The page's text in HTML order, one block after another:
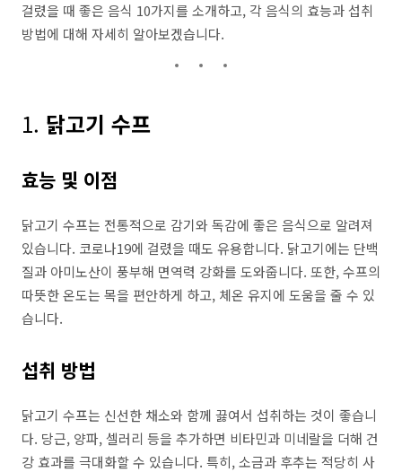
걸렸을 때 좋은 음식 10가지를 소개하고, 각 음식의 효능과 섭취
방법에 대해 자세히 알아보겠습니다.
1. 닭고기 수프
효능 및 이점
닭고기 수프는 전통적으로 감기와 독감에 좋은 음식으로 알려져
있습니다. 코로나19에 걸렸을 때도 유용합니다. 닭고기에는 단백
질과 아미노산이 풍부해 면역력 강화를 도와줍니다. 또한, 수프의
따뜻한 온도는 목을 편안하게 하고, 체온 유지에 도움을 줄 수 있
습니다.
섭취 방법
닭고기 수프는 신선한 채소와 함께 끓여서 섭취하는 것이 좋습니
다. 당근, 양파, 셀러리 등을 추가하면 비타민과 미네랄을 더해 건
강 효과를 극대화할 수 있습니다. 특히, 소금과 후추는 적당히 사